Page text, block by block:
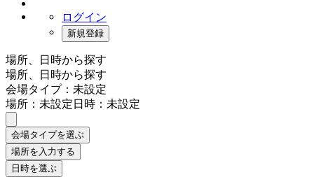
ログイン
新規登録
場所、日時から探す
場所、日時から探す
会場タイプ：未設定
場所：未設定日時：未設定
会場タイプを選ぶ
場所を入力する
日時を選ぶ